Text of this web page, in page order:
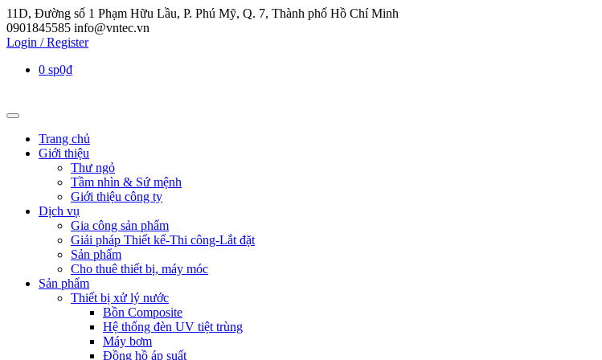
11D, Đường số 1 Phạm Hữu Lầu, P. Phú Mỹ, Q. 7, Thành phố Hồ Chí Minh
0901845585 info@vntec.vn
Login / Register
0 sp0₫
Trang chủ
Giới thiệu
Thư ngỏ
Tầm nhìn & Sứ mệnh
Giới thiệu công ty
Dịch vụ
Gia công sản phẩm
Giải pháp Thiết kế-Thi công-Lắt đặt
Sản phẩm
Cho thuê thiết bị, máy móc
Sản phẩm
Thiết bị xử lý nước
Bồn Composite
Hệ thống đèn UV tiệt trùng
Máy bơm
Đồng hồ áp suất